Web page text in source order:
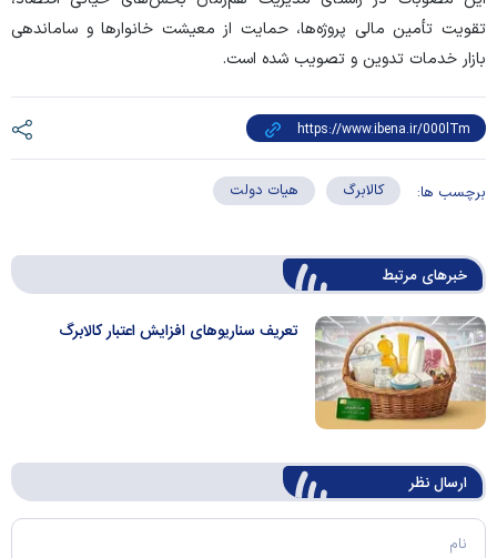
تقویت تأمین مالی پروژه‌ها، حمایت از معیشت خانوار‌ها و ساماندهی
بازار خدمات تدوین و تصویب شده است.
برچسب ها: کالابرگ هیات دولت
خبرهای مرتبط
تعریف سناریو‌های افزایش اعتبار کالابرگ
ارسال‌ نظر